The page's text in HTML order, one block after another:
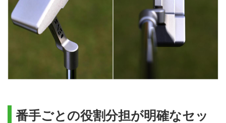
番手ごとの役割分担が明確なセッ